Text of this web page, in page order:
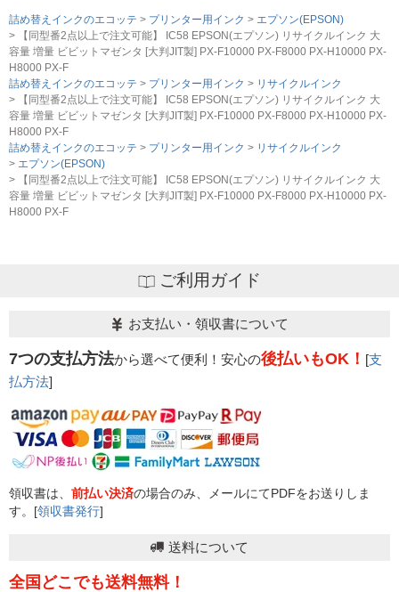
詰め替えインクのエコッテ プリンター用インク
エプソン(EPSON)
【同型番2点以上で注文可能】 IC58 EPSON(エプソン) リサイクルインク 大
容量 増量 ビビットマゼンタ [大判JIT製] PX-F10000 PX-F8000 PX-H10000 PX-
H8000 PX-F
詰め替えインクのエコッテ
プリンター用インク
リサイクルインク
【同型番2点以上で注文可能】 IC58 EPSON(エプソン) リサイクルインク 大
容量 増量 ビビットマゼンタ [大判JIT製] PX-F10000 PX-F8000 PX-H10000 PX-
H8000 PX-F
詰め替えインクのエコッテ
プリンター用インク
リサイクルインク
エプソン(EPSON)
【同型番2点以上で注文可能】 IC58 EPSON(エプソン) リサイクルインク 大
容量 増量 ビビットマゼンタ [大判JIT製] PX-F10000 PX-F8000 PX-H10000 PX-
H8000 PX-F
ご利用ガイド
お支払い・領収書について
7つの支払方法から選べて便利！安心の後払いもOK！ [支
払方法]
領収書は、 前払い決済の場合のみ、メールにてPDFをお送りしま
す。[領収書発行]
送料について
全国どこでも送料無料！